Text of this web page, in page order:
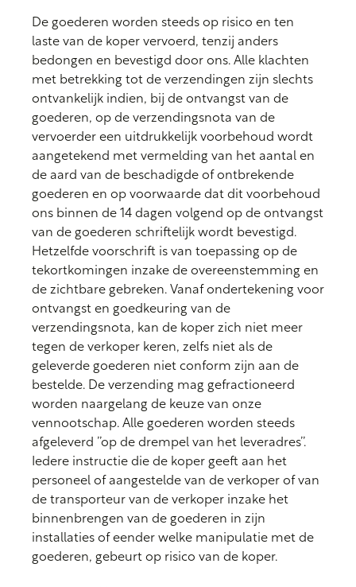
De goederen worden steeds op risico en ten
laste van de koper vervoerd, tenzij anders
bedongen en bevestigd door ons. Alle klachten
met betrekking tot de verzendingen zijn slechts
ontvankelijk indien, bij de ontvangst van de
goederen, op de verzendingsnota van de
vervoerder een uitdrukkelijk voorbehoud wordt
aangetekend met vermelding van het aantal en
de aard van de beschadigde of ontbrekende
goederen en op voorwaarde dat dit voorbehoud
ons binnen de 14 dagen volgend op de ontvangst
van de goederen schriftelijk wordt bevestigd.
Hetzelfde voorschrift is van toepassing op de
tekortkomingen inzake de overeenstemming en
de zichtbare gebreken. Vanaf ondertekening voor
ontvangst en goedkeuring van de
verzendingsnota, kan de koper zich niet meer
tegen de verkoper keren, zelfs niet als de
geleverde goederen niet conform zijn aan de
bestelde. De verzending mag gefractioneerd
worden naargelang de keuze van onze
vennootschap. Alle goederen worden steeds
afgeleverd ’’op de drempel van het leveradres’’.
Iedere instructie die de koper geeft aan het
personeel of aangestelde van de verkoper of van
de transporteur van de verkoper inzake het
binnenbrengen van de goederen in zijn
installaties of eender welke manipulatie met de
goederen, gebeurt op risico van de koper.